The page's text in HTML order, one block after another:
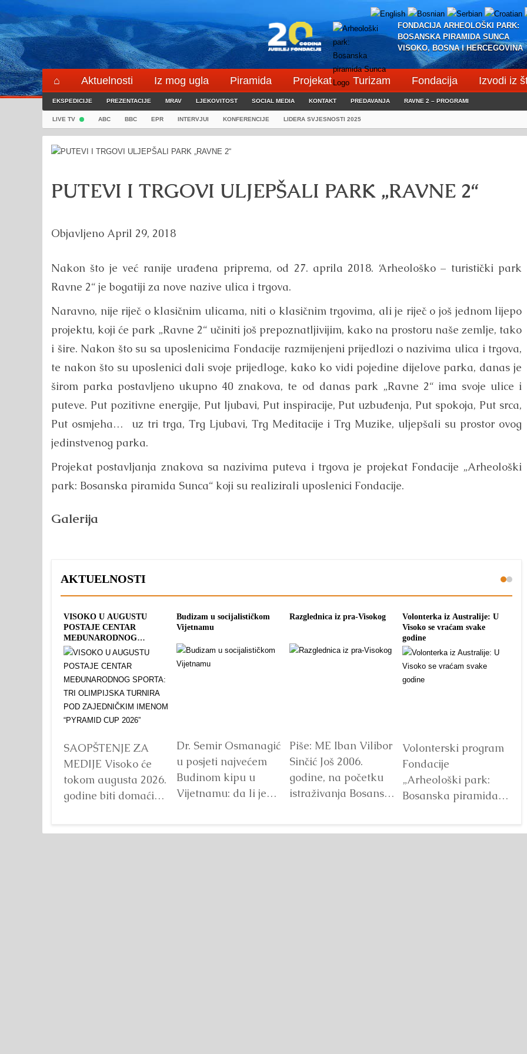
Skip
to
content
FONDACIJA ARHEOLOŠKI PARK:
BOSANSKA PIRAMIDA SUNCA
VISOKO, BOSNA I HERCEGOVINA
⌂ Aktuelnosti Iz mog ugla Piramida Projekat Turizam Fondacija Izvodi iz
Blogeri
⌖
EKSPEDICIJE PREZENTACIJE MRAV LJEKOVITOST SOCIAL MEDIA KONTAKT PREDAVANJA RAVNE 2 – PROGRAMI
LIVE TV ABC BBC EPR INTERVJUI KONFERENCIJE LIDERA SVJESNOSTI 2025
PUTEVI I TRGOVI ULJEPŠALI PARK „RAVNE 2“
Objavljeno April 29, 2018
Nakon što je već ranije urađena priprema, od 27. aprila 2018. ‘Arheološko – turistički park
Ravne 2“ je bogatiji za nove nazive ulica i trgova.
Naravno, nije riječ o klasičnim ulicama, niti o klasičnim trgovima, ali je riječ o još jednom lijepo
projektu, koji će park „Ravne 2“ učiniti još prepoznatljivijim, kako na prostoru naše zemlje, tako
i šire. Nakon što su sa uposlenicima Fondacije razmijenjeni prijedlozi o nazivima ulica i trgova,
te nakon što su uposlenici dali svoje prijedloge, kako ko vidi pojedine dijelove parka, danas je
širom parka postavljeno ukupno 40 znakova, te od danas park „Ravne 2“ ima svoje ulice i
puteve. Put pozitivne energije, Put ljubavi, Put inspiracije, Put uzbuđenja, Put spokoja, Put srca,
Put osmjeha… uz tri trga, Trg Ljubavi, Trg Meditacije i Trg Muzike, uljepšali su prostor ovog
jedinstvenog parka.
Projekat postavljanja znakova sa nazivima puteva i trgova je projekat Fondacije „Arheološki
park: Bosanska piramida Sunca“ koji su realizirali uposlenici Fondacije.
Galerija
AKTUELNOSTI
VISOKO U AUGUSTU
POSTAJE CENTAR
MEĐUNARODNOG
SPORTA: TRI OLIMPIJSKA
ZAJEDNIČKIM IMENOM
“PYRAMID CUP 2026”
SAOPŠTENJE ZA
MEDIJE Visoko će
tokom augusta 2026.
godine biti domaćin
Budizam u socijalističkom
Vijetnamu
Dr. Semir Osmanagić
u posjeti najvećem
Budinom kipu u
Vijetnamu: da li je
Razglednica iz pra-Visokog
Piše: ME Iban Vilibor
Sinčić Još 2006.
godine, na početku
istraživanja Bosanske
Volonterka iz Australije: U
Visoko se vraćam svake
godine
Volonterski program
Fondacije
„Arheološki park:
Bosanska piramida